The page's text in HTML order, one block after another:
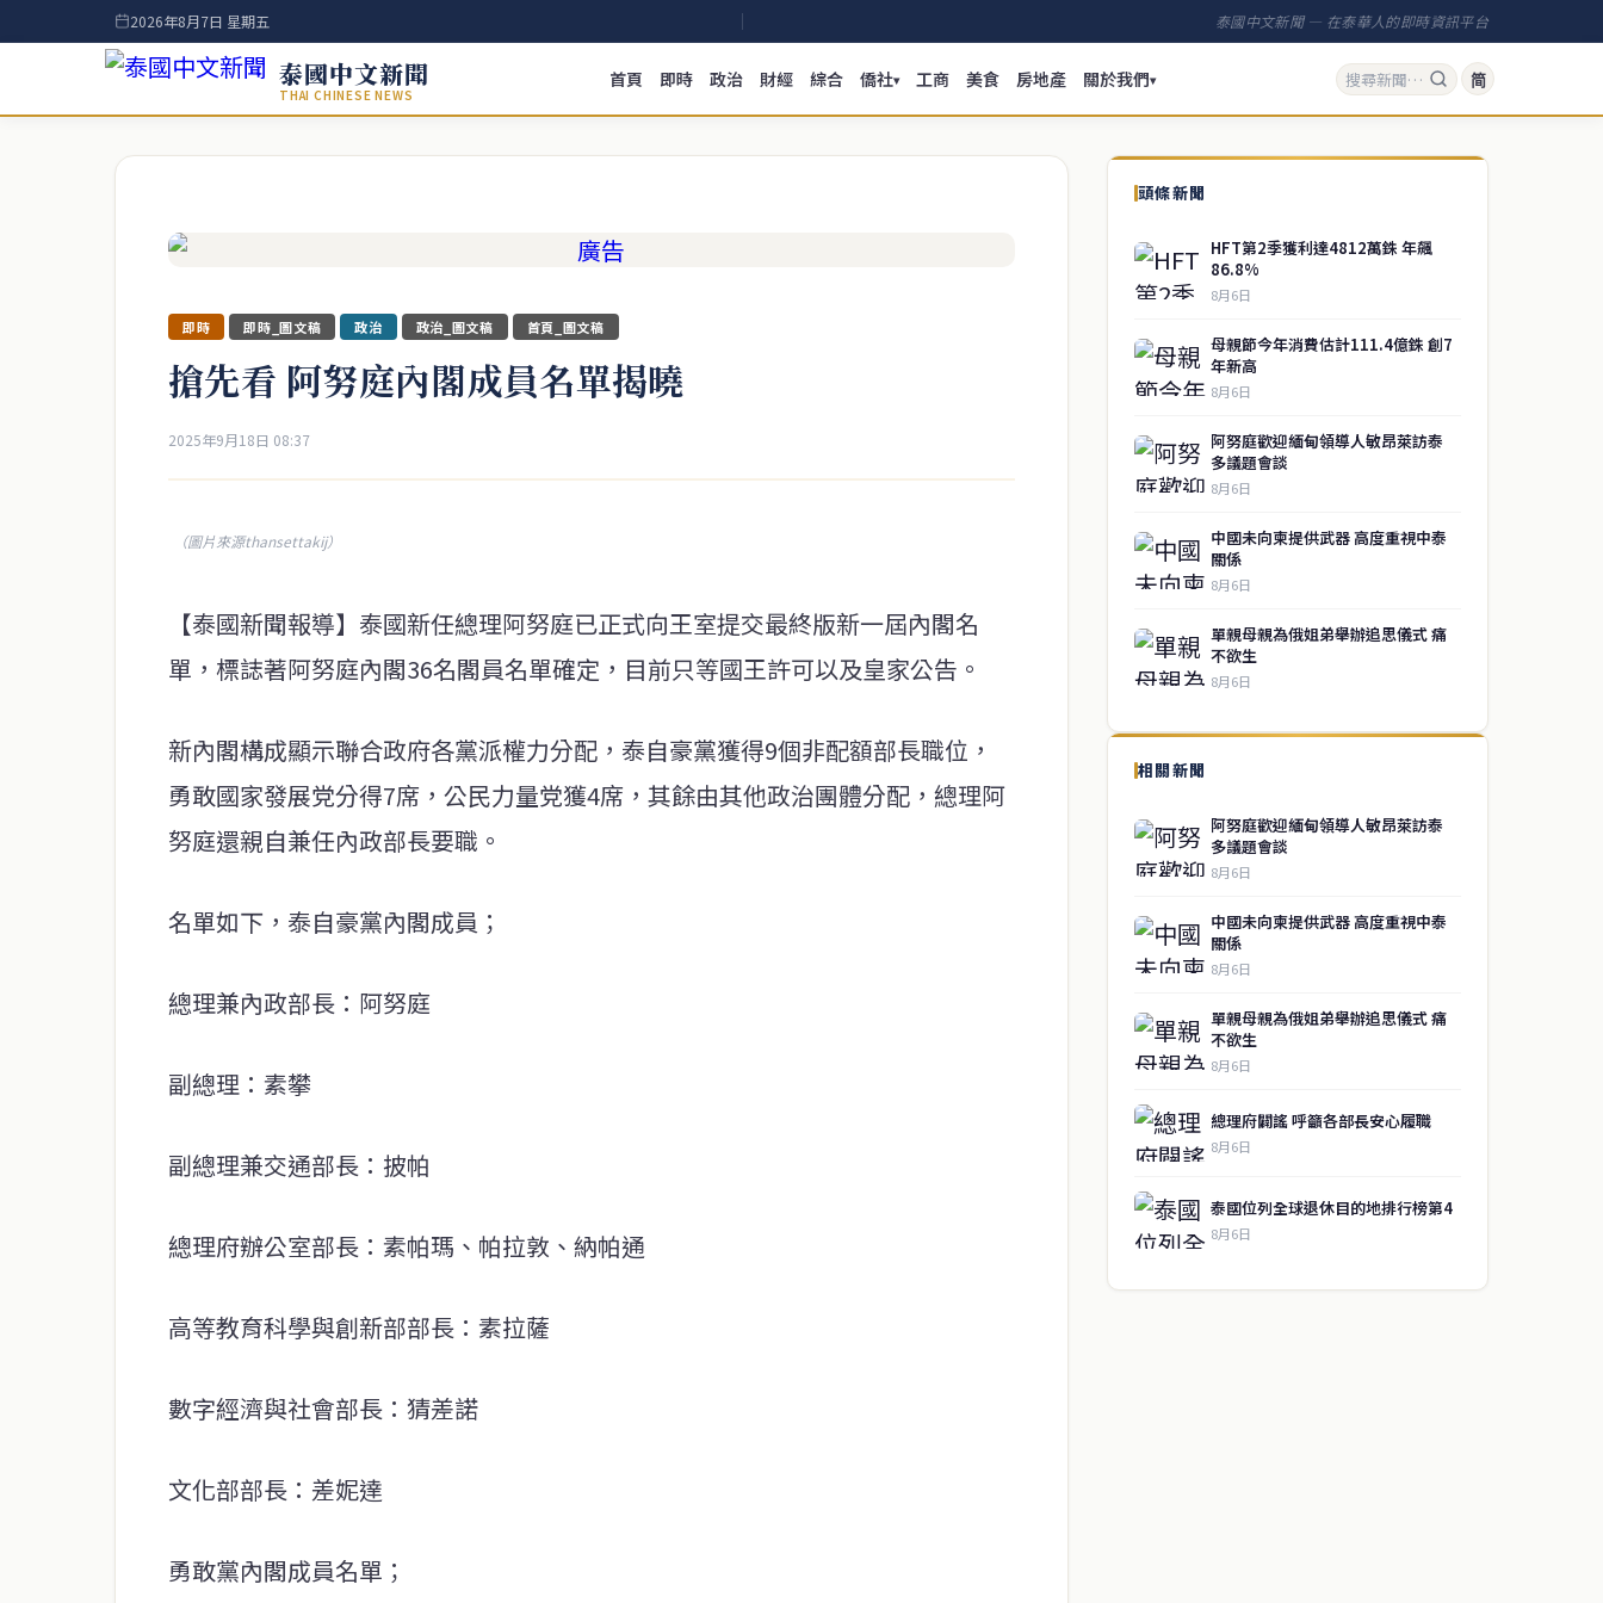
2026年8月7日 星期五 泰國中文新聞 — 在泰華人的即時資訊平台
泰國中文新聞
THAI CHINESE NEWS
首頁 即時 政治 財經 綜合 僑社▾ 工商 美食 房地產 關於我們▾ 简
即時 即時_圖文稿 政治 政治_圖文稿 首頁_圖文稿
搶先看 阿努庭內閣成員名單揭曉
2025年9月18日 08:37
（圖片來源thansettakij）
【泰國新聞報導】泰國新任總理阿努庭已正式向王室提交最終版新一屆內閣名
單，標誌著阿努庭內閣36名閣員名單確定，目前只等國王許可以及皇家公告。
新內閣構成顯示聯合政府各黨派權力分配，泰自豪黨獲得9個非配額部長職位，
勇敢國家發展党分得7席，公民力量党獲4席，其餘由其他政治團體分配，總理阿
努庭還親自兼任內政部長要職。
名單如下，泰自豪黨內閣成員；
總理兼內政部長：阿努庭
副總理：素攀
副總理兼交通部長：披帕
總理府辦公室部長：素帕瑪、帕拉敦、納帕通
高等教育科學與創新部部長：素拉薩
數字經濟與社會部長：猜差諾
文化部部長：差妮達
勇敢黨內閣成員名單；
頭條新聞
HFT第2季獲利達4812萬銖 年飆
86.8%
8月6日
母親節今年消費估計111.4億銖 創7
年新高
8月6日
阿努庭歡迎緬甸領導人敏昂萊訪泰
多議題會談
8月6日
中國未向柬提供武器 高度重視中泰
關係
8月6日
單親母親為俄姐弟舉辦追思儀式 痛
不欲生
8月6日
相關新聞
阿努庭歡迎緬甸領導人敏昂萊訪泰
多議題會談
8月6日
中國未向柬提供武器 高度重視中泰
關係
8月6日
單親母親為俄姐弟舉辦追思儀式 痛
不欲生
8月6日
總理府闢謠 呼籲各部長安心履職
8月6日
泰國位列全球退休目的地排行榜第4
8月6日